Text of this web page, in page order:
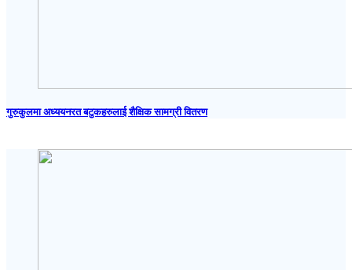
गुरुकुलमा अध्ययनरत बटुकहरुलाई शैक्षिक सामग्री वितरण